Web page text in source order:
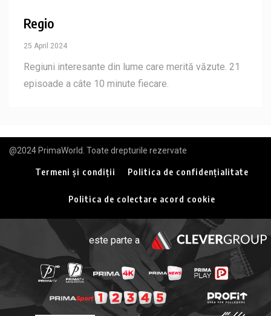
Regio
25 April 2024
Regiuni interesante din lume care merită văzute. 21
episoade a câte 10 minute fiecare.
@2024 PrimaWorld. Toate drepturile rezervate
Termeni și condiții Politica de confidențialitate
Politica de colectare acord cookie
este parte a